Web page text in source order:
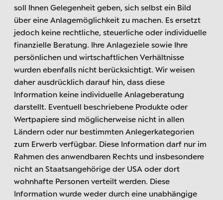
soll Ihnen Gelegenheit geben, sich selbst ein Bild
über eine Anlagemöglichkeit zu machen. Es ersetzt
jedoch keine rechtliche, steuerliche oder individuelle
finanzielle Beratung. Ihre Anlageziele sowie Ihre
persönlichen und wirtschaftlichen Verhältnisse
wurden ebenfalls nicht berücksichtigt. Wir weisen
daher ausdrücklich darauf hin, dass diese
Information keine individuelle Anlageberatung
darstellt. Eventuell beschriebene Produkte oder
Wertpapiere sind möglicherweise nicht in allen
Ländern oder nur bestimmten Anlegerkategorien
zum Erwerb verfügbar. Diese Information darf nur im
Rahmen des anwendbaren Rechts und insbesondere
nicht an Staatsangehörige der USA oder dort
wohnhafte Personen verteilt werden. Diese
Information wurde weder durch eine unabhängige